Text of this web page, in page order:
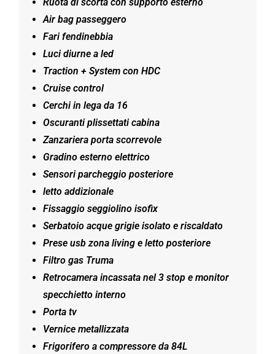
Air bag passeggero
Fari fendinebbia
Luci diurne a led
Traction + System con HDC
Cruise control
Cerchi in lega da 16
Oscuranti plissettati cabina
Zanzariera porta scorrevole
Gradino esterno elettrico
Sensori parcheggio posteriore
letto addizionale
Fissaggio seggiolino isofix
Serbatoio acque grigie isolato e riscaldato
Prese usb zona living e letto posteriore
Filtro gas Truma
Retrocamera incassata nel 3 stop e monitor
specchietto interno
Porta tv
Vernice metallizzata
Frigorifero a compressore da 84L